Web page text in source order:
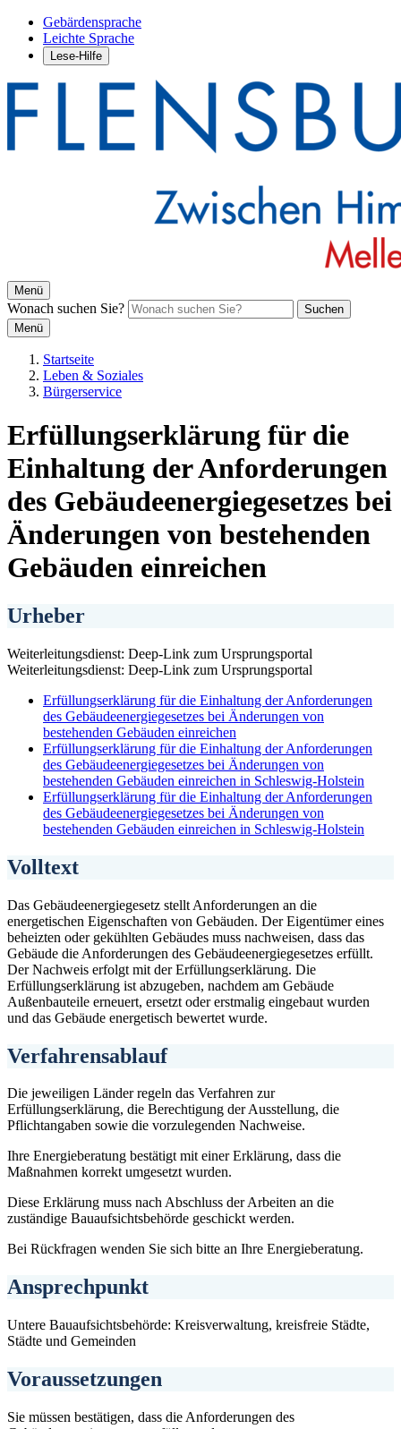
Gebärdensprache
Leichte Sprache
Lese-Hilfe
Menü
Wonach suchen Sie?
Suchen
Menü
Startseite
Leben & Soziales
Bürgerservice
Erfüllungserklärung für die
Einhaltung der Anforderungen
des Gebäudeenergiegesetzes bei
Änderungen von bestehenden
Gebäuden einreichen
Urheber
Weiterleitungsdienst: Deep-Link zum Ursprungsportal
Weiterleitungsdienst: Deep-Link zum Ursprungsportal
Erfüllungserklärung für die Einhaltung der Anforderungen
des Gebäudeenergiegesetzes bei Änderungen von
bestehenden Gebäuden einreichen
Erfüllungserklärung für die Einhaltung der Anforderungen
des Gebäudeenergiegesetzes bei Änderungen von
bestehenden Gebäuden einreichen in Schleswig-Holstein
Erfüllungserklärung für die Einhaltung der Anforderungen
des Gebäudeenergiegesetzes bei Änderungen von
bestehenden Gebäuden einreichen in Schleswig-Holstein
Volltext
Das Gebäudeenergiegesetz stellt Anforderungen an die
energetischen Eigenschaften von Gebäuden. Der Eigentümer eines
beheizten oder gekühlten Gebäudes muss nachweisen, dass das
Gebäude die Anforderungen des Gebäudeenergiegesetzes erfüllt.
Der Nachweis erfolgt mit der Erfüllungserklärung. Die
Erfüllungserklärung ist abzugeben, nachdem am Gebäude
Außenbauteile erneuert, ersetzt oder erstmalig eingebaut wurden
und das Gebäude energetisch bewertet wurde.
Verfahrensablauf
Die jeweiligen Länder regeln das Verfahren zur
Erfüllungserklärung, die Berechtigung der Ausstellung, die
Pflichtangaben sowie die vorzulegenden Nachweise.
Ihre Energieberatung bestätigt mit einer Erklärung, dass die
Maßnahmen korrekt umgesetzt wurden.
Diese Erklärung muss nach Abschluss der Arbeiten an die
zuständige Bauaufsichtsbehörde geschickt werden.
Bei Rückfragen wenden Sie sich bitte an Ihre Energieberatung.
Ansprechpunkt
Untere Bauaufsichtsbehörde: Kreisverwaltung, kreisfreie Städte,
Städte und Gemeinden
Voraussetzungen
Sie müssen bestätigen, dass die Anforderungen des